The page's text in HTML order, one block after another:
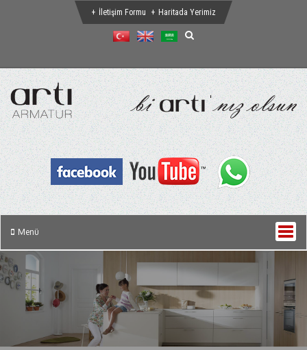
İletişim Formu Haritada Yerimiz
Menü